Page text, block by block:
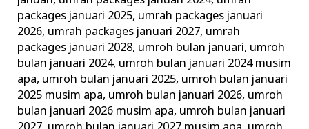
packages januari 2025, umrah packages januari
2026, umrah packages januari 2027, umrah
packages januari 2028, umroh bulan januari, umroh
bulan januari 2024, umroh bulan januari 2024 musim
apa, umroh bulan januari 2025, umroh bulan januari
2025 musim apa, umroh bulan januari 2026, umroh
bulan januari 2026 musim apa, umroh bulan januari